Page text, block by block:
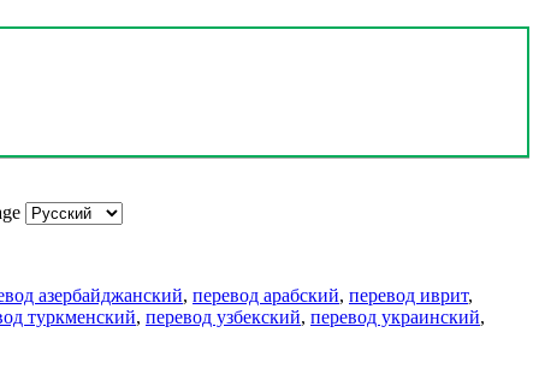
азербайджанский, перевод арабский, перевод иврит,
туркменский, перевод узбекский, перевод украинский,